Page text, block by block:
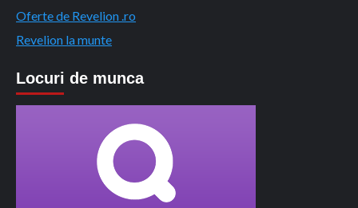
Oferte de Revelion .ro
Revelion la munte
Locuri de munca